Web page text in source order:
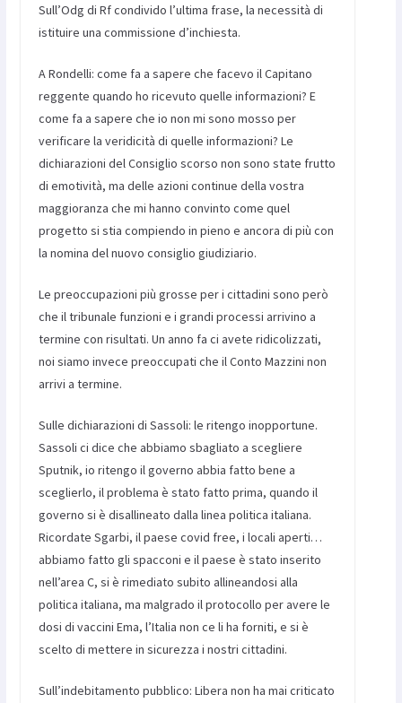
Sull’Odg di Rf condivido l’ultima frase, la necessità di
istituire una commissione d’inchiesta.
A Rondelli: come fa a sapere che facevo il Capitano
reggente quando ho ricevuto quelle informazioni? E
come fa a sapere che io non mi sono mosso per
verificare la veridicità di quelle informazioni? Le
dichiarazioni del Consiglio scorso non sono state frutto
di emotività, ma delle azioni continue della vostra
maggioranza che mi hanno convinto come quel
progetto si stia compiendo in pieno e ancora di più con
la nomina del nuovo consiglio giudiziario.
Le preoccupazioni più grosse per i cittadini sono però
che il tribunale funzioni e i grandi processi arrivino a
termine con risultati. Un anno fa ci avete ridicolizzati,
noi siamo invece preoccupati che il Conto Mazzini non
arrivi a termine.
Sulle dichiarazioni di Sassoli: le ritengo inopportune.
Sassoli ci dice che abbiamo sbagliato a scegliere
Sputnik, io ritengo il governo abbia fatto bene a
sceglierlo, il problema è stato fatto prima, quando il
governo si è disallineato dalla linea politica italiana.
Ricordate Sgarbi, il paese covid free, i locali aperti…
abbiamo fatto gli spacconi e il paese è stato inserito
nell’area C, si è rimediato subito allineandosi alla
politica italiana, ma malgrado il protocollo per avere le
dosi di vaccini Ema, l’Italia non ce li ha forniti, e si è
scelto di mettere in sicurezza i nostri cittadini.
Sull’indebitamento pubblico: Libera non ha mai criticato